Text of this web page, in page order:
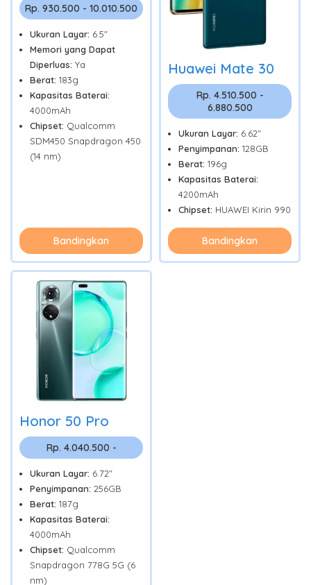
Rp. 930.500 - 10.010.500
Ukuran Layar: 6.5"
Memori yang Dapat
Diperluas: Ya
Berat: 183g
Kapasitas Baterai:
4000mAh
Chipset: Qualcomm
SDM450 Snapdragon 450
(14 nm)
Bandingkan
Huawei Mate 30
Rp. 4.510.500 -
6.880.500
Ukuran Layar: 6.62"
Penyimpanan: 128GB
Berat: 196g
Kapasitas Baterai:
4200mAh
Chipset: HUAWEI Kirin 990
Bandingkan
Honor 50 Pro
Rp. 4.040.500 -
Ukuran Layar: 6.72"
Penyimpanan: 256GB
Berat: 187g
Kapasitas Baterai:
4000mAh
Chipset: Qualcomm
Snapdragon 778G 5G (6
nm)